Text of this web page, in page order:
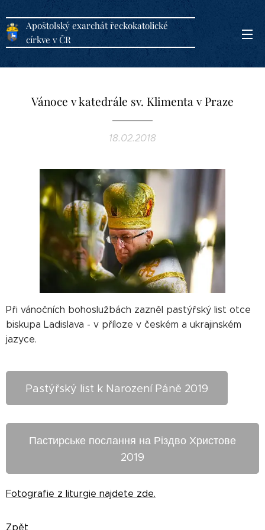
Apoštolský exarchát řeckokatolické
církve v ČR
Vánoce v katedrále sv. Klimenta v Praze
18.02.2018
Při vánočních bohoslužbách zazněl pastýřský list otce
biskupa Ladislava - v příloze v českém a ukrajinském
jazyce.
Pastýřský list k Narození Páně 2019
Пастирське послання на Різдво Христове
2019
Fotografie z liturgie najdete zde.
Zpět